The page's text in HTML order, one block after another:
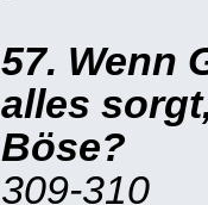
57. Wenn
alles
Böse?
309-310